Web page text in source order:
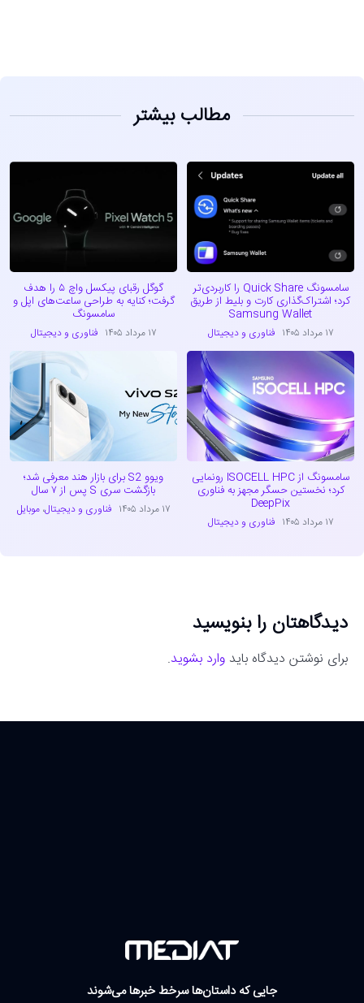
مطالب بیشتر
سامسونگ Quick Share را کاربردی‌تر
کرد؛ اشتراک‌گذاری کارت و بلیط از طریق
Samsung Wallet
۱۷ مرداد ۱۴۰۵ فناوری و دیجیتال
گوگل رقبای پیکسل واچ ۵ را هدف
گرفت؛ کنایه به طراحی ساعت‌های اپل و
سامسونگ
۱۷ مرداد ۱۴۰۵ فناوری و دیجیتال
سامسونگ از ISOCELL HPC رونمایی
کرد؛ نخستین حسگر مجهز به فناوری
DeepPix
۱۷ مرداد ۱۴۰۵ فناوری و دیجیتال
ویوو S2 برای بازار هند معرفی شد؛
بازگشت سری S پس از ۷ سال
۱۷ مرداد ۱۴۰۵ فناوری و دیجیتال،موبایل
دیدگاهتان را بنویسید
برای نوشتن دیدگاه باید وارد بشوید.
جایی که داستان‌ها سرخط خبرها می‌شوند